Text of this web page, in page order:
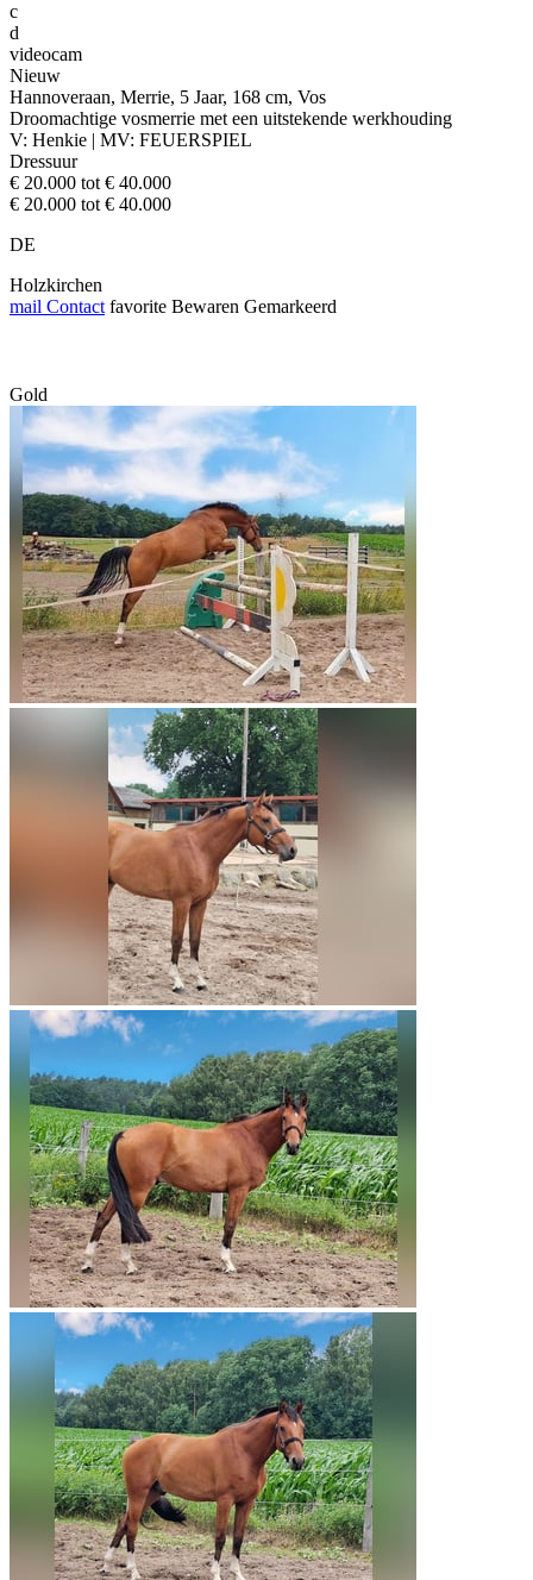
c
d
videocam
Nieuw
Hannoveraan, Merrie, 5 Jaar, 168 cm, Vos
Droomachtige vosmerrie met een uitstekende werkhouding
V: Henkie | MV: FEUERSPIEL
Dressuur
€ 20.000 tot € 40.000
€ 20.000 tot € 40.000
DE
Holzkirchen
mail Contact favorite Bewaren Gemarkeerd
Gold